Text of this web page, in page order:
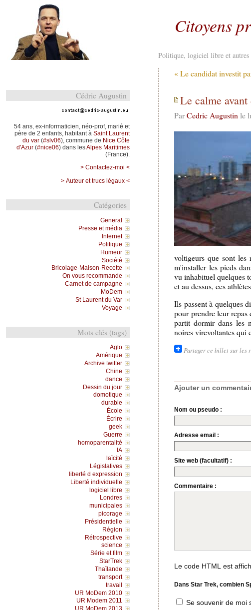
Citoyens
Politique, logiciel libre et
« Le candidat investit
Le calme avant
ParCedric Augustin le
voltigeurs que sont les
m'installer les pieds
vu inhabituel quelques
et au dessus, ces
Ils passent à quelques
pour prendre leur
partit dormir dans les
noires virevoltantes qui
Partager ce billet sur les
Ajouter un
Nom ou pseudo :
Adresse email :
Site web (facultatif) :
Commentaire :
Le code HTML est
Dans Star Trek, combien
Se souvenir de moi
Cédric Augustin
54 ans, ex-informaticien, néo-prof, marié et
père de 2 enfants, habitant àSaint Laurent
du var (#slv06), commune de Nice Côte
d'Azur (#nice06) dans lesAlpes Maritimes
(France).
> Contactez-moi <
> Auteur et trucs légaux <
Catégories
General
Presse et média
Internet
Politique
Humeur
Société
Bricolage-Maison-Recette
On vous recommande
Carnet de campagne
MoDem
St Laurent du Var
Voyage
Mots clés (tags)
Aglo
Amérique
Archive twitter
Chine
dance
Dessin du jour
domotique
durable
École
Écrire
geek
Guerre
homoparentalité
IA
laïcité
Législatives
liberté d expression
Liberté individuelle
logiciel libre
Londres
municipales
picorage
Présidentielle
Région
Rétrospective
science
Série et film
StarTrek
Thaïlande
transport
travail
UR MoDem 2010
UR Modem 2011